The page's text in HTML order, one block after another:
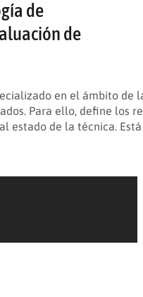
de
de
en el ámbito de
Para ello, define los
estado de la técnica.